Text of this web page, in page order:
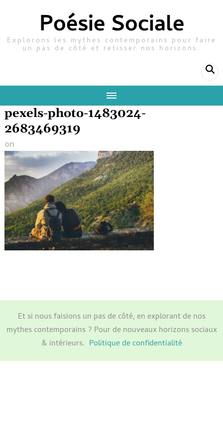
Poésie Sociale
Explorons les mythes contemporains pour faire
un pas de côté et retisser nos horizons.
pexels-photo-1483024-
2683469319
on
Et si nous faisions un pas de côté, en explorant de nos
mythes contemporains ? Pour de nouveaux horizons sociaux
& intérieurs. Politique de confidentialité